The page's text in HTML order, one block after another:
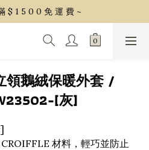
$ 1 5 0 0 免 運 費 ~
$ 1 5 0 0 免 運 費 ~
數 回 饋 (1點=1元)
領鵝絨保暖外套 /
[灰]
材料，輕巧並防止